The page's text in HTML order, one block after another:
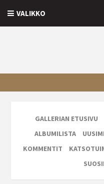
VALIKKO
GALLERIAN ETUSIVU
ALBUMILISTA
KOMMENTIT